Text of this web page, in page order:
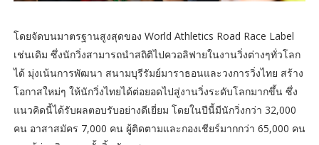
โดยจัดบนมาตรฐานสูงสุดของ World Athletics Road Race Label
เช่นเดิม ซึ่งนักวิ่งสามารถนำสถิติไปควอลิฟายในงานวิ่งต่างๆทั่วโลก
ได้ มุ่งเน้นการพัฒนา สนามบุรีรัมย์มาราธอนและวงการวิ่งไทย สร้าง
โอกาสใหม่ๆ ให้นักวิ่งไทยได้ต่อยอดไปสู่งานวิ่งระดับโลกมากขึ้น ซึ่ง
แนวคิดนี้ได้รับผลตอบรับอย่างดีเยี่ยม โดยในปีนี้มีนักวิ่งกว่า 32,000
คน อาสาสมัคร 7,000 คน ผู้ติดตามและกองเชียร์มากกว่า 65,000 คน